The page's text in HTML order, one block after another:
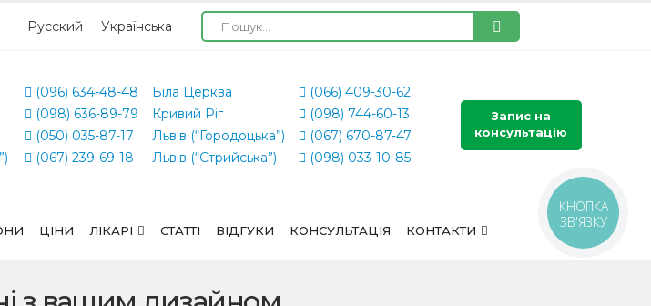
Русский Українська
(096) 634-48-48
(098) 636-89-79
(050) 035-87-17
(067) 239-69-18
Біла Церква
Кривий Ріг
Львів (“Городоцька”)
Львів (“Стрийська”)
(066) 409-30-62
(098) 744-60-13
(067) 670-87-47
(098) 033-10-85
Запис на
консультацію
ЦІНИ ЛІКАРІ СТАТТІ ВІДГУКИ КОНСУЛЬТАЦІЯ КОНТАКТИ
КНОПКА
ЗВ'ЯЗКУ